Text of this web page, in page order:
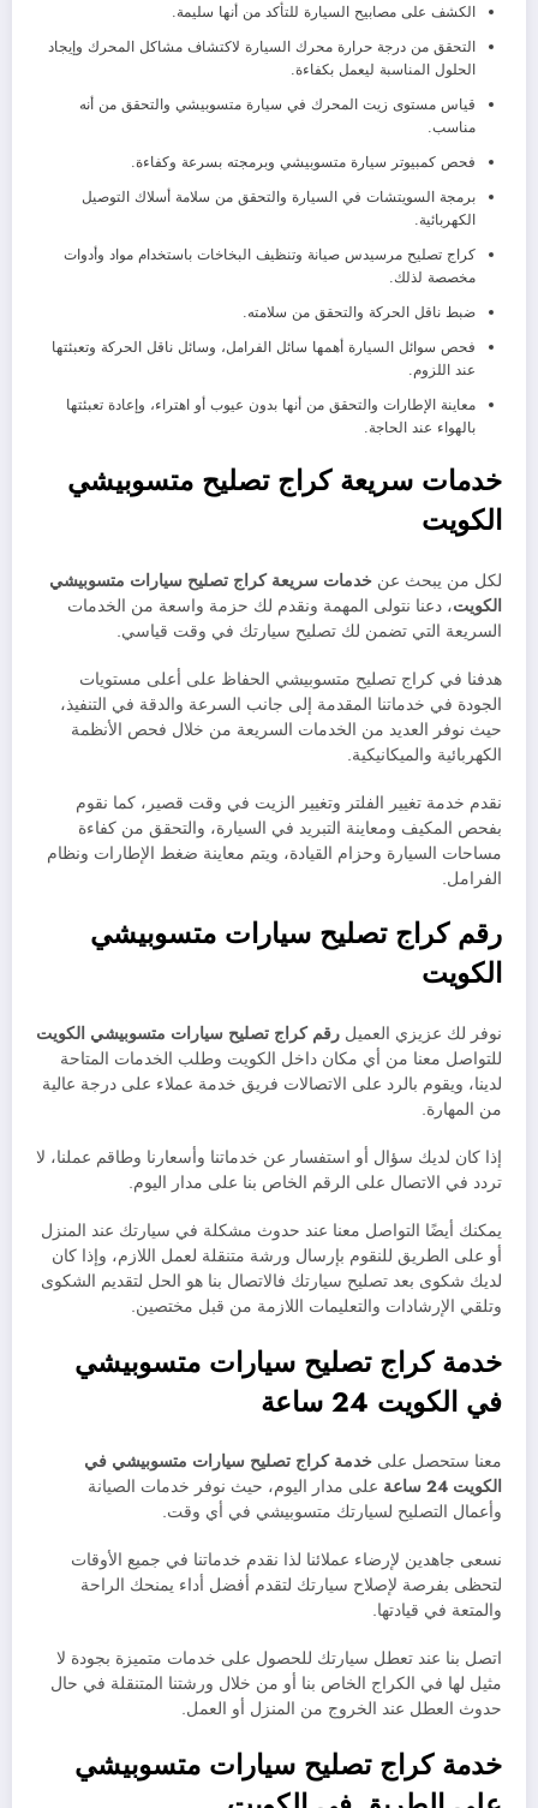
الكشف على مصابيح السيارة للتأكد من أنها سليمة.
التحقق من درجة حرارة محرك السيارة لاكتشاف مشاكل المحرك وإيجاد
الحلول المناسبة ليعمل بكفاءة.
قياس مستوى زيت المحرك في سيارة متسوبيشي والتحقق من أنه
مناسب.
فحص كمبيوتر سيارة متسوبيشي وبرمجته بسرعة وكفاءة.
برمجة السويتشات في السيارة والتحقق من سلامة أسلاك التوصيل
الكهربائية.
كراج تصليح مرسيدس صيانة وتنظيف البخاخات باستخدام مواد وأدوات
مخصصة لذلك.
ضبط ناقل الحركة والتحقق من سلامته.
فحص سوائل السيارة أهمها سائل الفرامل، وسائل ناقل الحركة وتعبئتها
عند اللزوم.
معاينة الإطارات والتحقق من أنها بدون عيوب أو اهتراء، وإعادة تعبئتها
بالهواء عند الحاجة.
خدمات سريعة كراج تصليح متسوبيشي
الكويت
لكل من يبحث عن خدمات سريعة كراج تصليح سيارات متسوبيشي
الكويت، دعنا نتولى المهمة ونقدم لك حزمة واسعة من الخدمات
السريعة التي تضمن لك تصليح سيارتك في وقت قياسي.
هدفنا في كراج تصليح متسوبيشي الحفاظ على أعلى مستويات
الجودة في خدماتنا المقدمة إلى جانب السرعة والدقة في التنفيذ،
حيث نوفر العديد من الخدمات السريعة من خلال فحص الأنظمة
الكهربائية والميكانيكية.
نقدم خدمة تغيير الفلتر وتغيير الزيت في وقت قصير، كما نقوم
بفحص المكيف ومعاينة التبريد في السيارة، والتحقق من كفاءة
مساحات السيارة وحزام القيادة، ويتم معاينة ضغط الإطارات ونظام
الفرامل.
رقم كراج تصليح سيارات متسوبيشي
الكويت
نوفر لك عزيزي العميل رقم كراج تصليح سيارات متسوبيشي الكويت
للتواصل معنا من أي مكان داخل الكويت وطلب الخدمات المتاحة
لدينا، ويقوم بالرد على الاتصالات فريق خدمة عملاء على درجة عالية
من المهارة.
إذا كان لديك سؤال أو استفسار عن خدماتنا وأسعارنا وطاقم عملنا، لا
تردد في الاتصال على الرقم الخاص بنا على مدار اليوم.
يمكنك أيضًا التواصل معنا عند حدوث مشكلة في سيارتك عند المنزل
أو على الطريق للنقوم بإرسال ورشة متنقلة لعمل اللازم، وإذا كان
لديك شكوى بعد تصليح سيارتك فالاتصال بنا هو الحل لتقديم الشكوى
وتلقي الإرشادات والتعليمات اللازمة من قبل مختصين.
خدمة كراج تصليح سيارات متسوبيشي
في الكويت 24 ساعة
معنا ستحصل على خدمةكراج تصليح سيارات متسوبيشي في
الكويت 24 ساعة
على مدار اليوم، حيث نوفر خدمات الصيانة
وأعمال التصليح لسيارتك متسوبيشي في أي وقت.
نسعى جاهدين لإرضاء عملائنا لذا نقدم خدماتنا في جميع الأوقات
لتحظى بفرصة لإصلاح سيارتك لتقدم أفضل أداء يمنحك الراحة
والمتعة في قيادتها.
اتصل بنا عند تعطل سيارتك للحصول على خدمات متميزة بجودة لا
مثيل لها في الكراج الخاص بنا أو من خلال ورشتنا المتنقلة في حال
حدوث العطل عند الخروج من المنزل أو العمل.
خدمة كراج تصليح سيارات متسوبيشي